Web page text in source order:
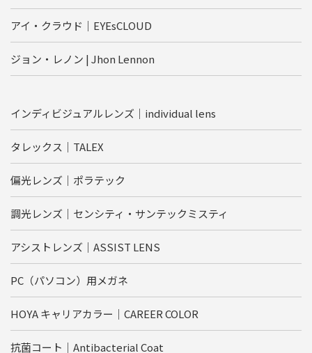
アイ・クラウド｜EYEsCLOUD
ジョン・レノン | Jhon Lennon
インディビジュアルレンズ｜individual lens
タレックス｜TALEX
偏光レンズ｜ポラテック
調光レンズ｜センシティ・サンテックミスティ
アシストレンズ｜ASSIST LENS
PC（パソコン）用メガネ
HOYA キャリアカラー｜CAREER COLOR
抗菌コート｜Antibacterial Coat